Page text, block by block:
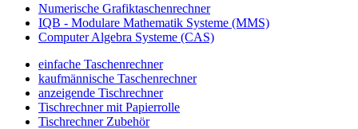
Numerische Grafiktaschenrechner
IQB - Modulare Mathematik Systeme (MMS)
Computer Algebra Systeme (CAS)
einfache Taschenrechner
kaufmännische Taschenrechner
anzeigende Tischrechner
Tischrechner mit Papierrolle
Tischrechner Zubehör